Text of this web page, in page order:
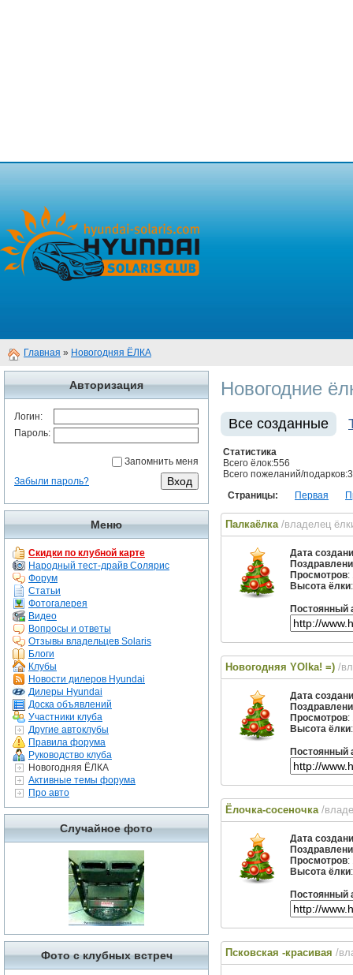
Главная » Новогодняя ЁЛКА
Авторизация
Логин:
Пароль:
Запомнить меня
Забыли пароль?
Меню
Скидки по клубной карте
Народный тест-драйв Солярис
Форум
Статьи
Фотогалерея
Видео
Вопросы и ответы
Отзывы владельцев Solaris
Блоги
Клубы
Новости дилеров Hyundai
Дилеры Hyundai
Доска объявлений
Участники клуба
Другие автоклубы
Правила форума
Руководство клуба
Новогодняя ЁЛКА
Активные темы форума
Про авто
Случайное фото
Фото с клубных встреч
Новогодние
Все созданные
Статистика
Всего ёлок:556
Всего пожеланий/
Страницы:
Первая
Палкаёлка /владелец
Дата
Просмотров:
Высота ёлки
Постоянный
Новогодняя YOlka! =) /
Дата
Просмотров:
Высота ёлки
Постоянный
Ёлочка-сосеночка /
Дата
Просмотров:
Высота ёлки
Постоянный
Псковская -красивая /